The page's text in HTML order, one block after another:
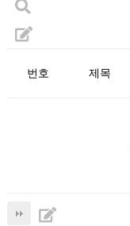
번호 제목